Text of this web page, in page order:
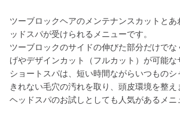
ツーブロックヘアのメンテナンスカットとあ
ッドスパが受けられるメニューです。
ツーブロックのサイドの伸びた部分だけでな
げやデザインカット（フルカット）が可能な
ショートスパは、短い時間ながらいつものシ
きれない毛穴の汚れを取り、頭皮環境を整え
ヘッドスパのお試しとしても人気があるメニ